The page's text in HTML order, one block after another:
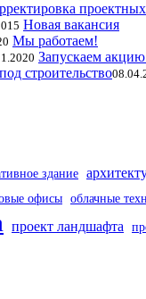
Новая вакансия
Мы работаем!
Запускаем
здание
офисы облачные
проект ландшафта